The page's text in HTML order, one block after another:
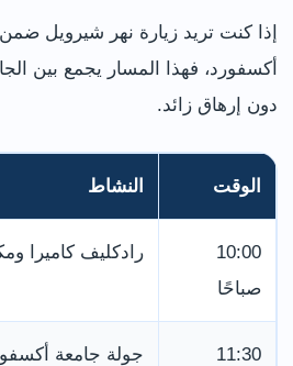
إذا كنت تريد زيارة نهر شيرويل
أكسفورد، فهذا المسار يجمع بين
دون إرهاق زائد.
الوقت النشاط
10:00
صباحًا
رادكليف كاميرا
11:30
جولة جامعة